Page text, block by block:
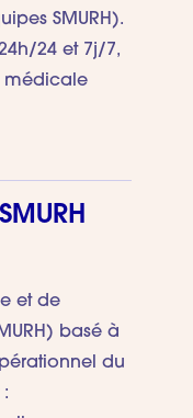
SMURH).
24 et 7j/7,
médicale
et de
basé à
du
: